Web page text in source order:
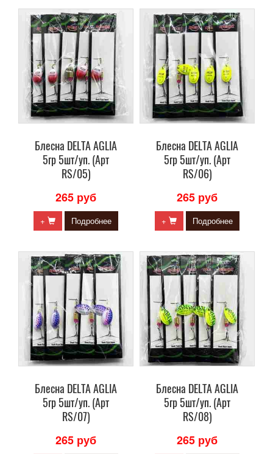
Блесна DELTA AGLIA
5гр 5шт/уп. (Арт
RS/05)
265 руб
+ Подробнее
Блесна DELTA AGLIA
5гр 5шт/уп. (Арт
RS/06)
265 руб
+ Подробнее
Блесна DELTA AGLIA
5гр 5шт/уп. (Арт
RS/07)
265 руб
Блесна DELTA AGLIA
5гр 5шт/уп. (Арт
RS/08)
265 руб